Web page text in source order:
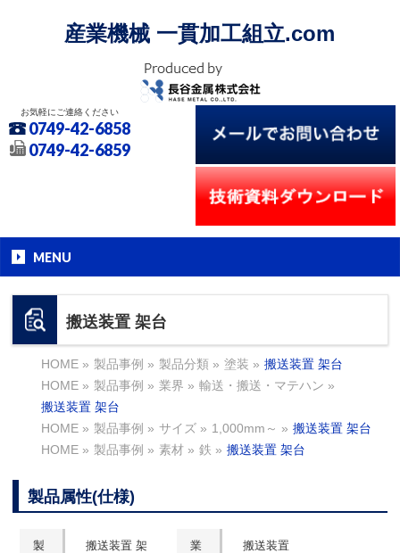
産業機械 一貫加工組立.com
お気軽にご連絡ください
0749-42-6858
0749-42-6859
MENU
搬送装置 架台
HOME » 製品事例 » 製品分類 » 塗装 » 搬送装置 架台
HOME » 製品事例 » 業界 » 輸送・搬送・マテハン »
搬送装置 架台
HOME » 製品事例 » サイズ » 1,000mm～ » 搬送装置 架台
HOME » 製品事例 » 素材 » 鉄 » 搬送装置 架台
製品属性(仕様)
製
搬送装置 架
業
搬送装置